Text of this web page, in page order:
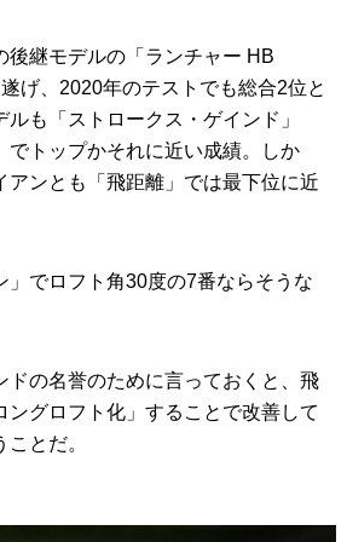
後継モデルの「ランチャー HB
げ、2020年のテストでも総合2位と
も「ストロークス・ゲインド」
でトップかそれに近い成績。しか
アンとも「飛距離」では最下位に近
」でロフト角30度の7番ならそうな
ドの名誉のために言っておくと、飛
ングロフト化」することで改善して
とだ。